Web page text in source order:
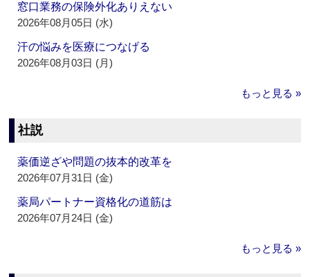
窓口業務の保険外化ありえない
2026年08月05日 (水)
汗の悩みを医療につなげる
2026年08月03日 (月)
もっと見る »
社説
薬価逆ざや問題の抜本的改革を
2026年07月31日 (金)
薬局パートナー資格化の道筋は
2026年07月24日 (金)
もっと見る »